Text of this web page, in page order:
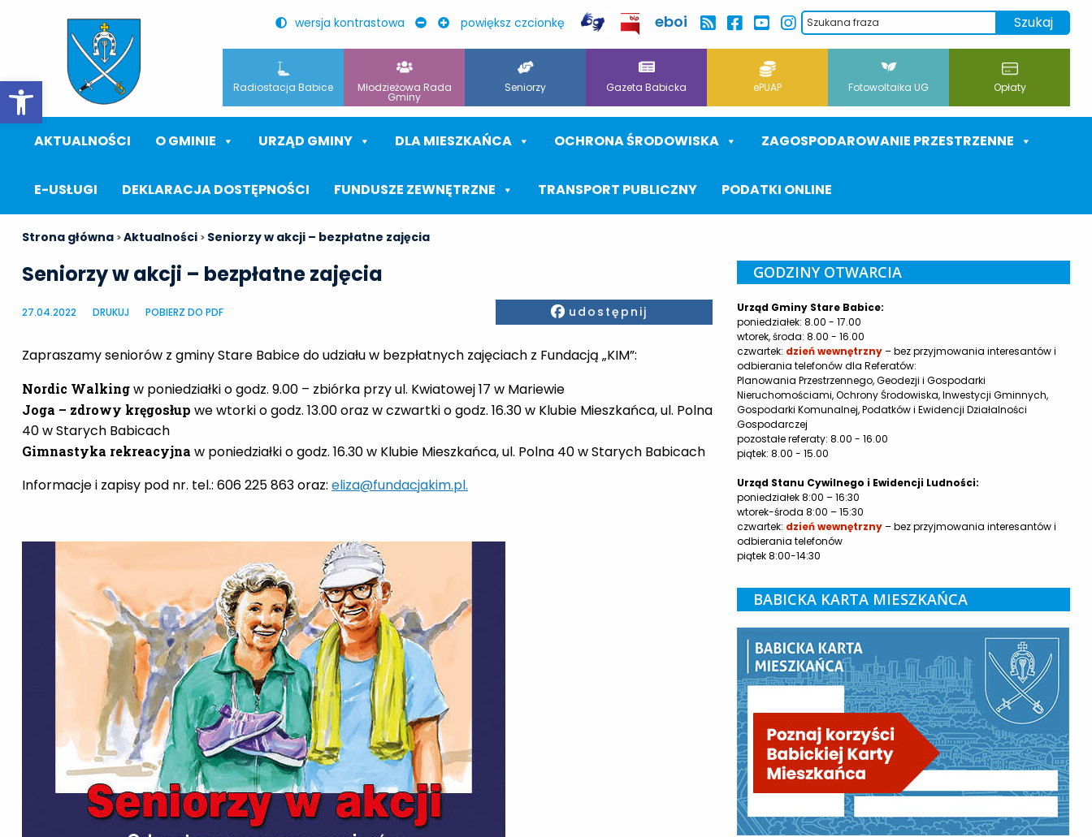
Otwórz pasek narzędzi
wersja kontrastowa powiększ czcionkę eboi
Radiostacja Babice Młodzieżowa Rada
Gminy
Seniorzy Gazeta Babicka ePUAP Fotowoltaika UG Opłaty
AKTUALNOŚCI O GMINIE URZĄD GMINY DLA MIESZKAŃCA OCHRONA ŚRODOWISKA ZAGOSPODAROWANIE PRZESTRZENNE
E-USŁUGI DEKLARACJA DOSTĘPNOŚCI FUNDUSZE ZEWNĘTRZNE TRANSPORT PUBLICZNY PODATKI ONLINE
Strona główna >Aktualności > Seniorzy w akcji – bezpłatne zajęcia
Seniorzy w akcji – bezpłatne zajęcia
27.04.2022 DRUKUJ POBIERZ DO PDF Facebook
udostępnij
Zapraszamy seniorów z gminy Stare Babice do udziału w bezpłatnych zajęciach z Fundacją „KIM”:
Nordic Walkingw poniedziałki o godz. 9.00 – zbiórka przy ul. Kwiatowej 17 w Mariewie
Joga – zdrowy kręgosłup we wtorki o godz. 13.00 oraz w czwartki o godz. 16.30 w Klubie Mieszkańca, ul. Polna
40 w Starych Babicach
Gimnastyka rekreacyjna w poniedziałki o godz. 16.30 w Klubie Mieszkańca, ul. Polna 40 w Starych Babicach
Informacje i zapisy pod nr. tel.: 606 225 863 oraz: eliza@fundacjakim.pl.
GODZINY OTWARCIA
Urząd Gminy Stare Babice:
poniedziałek: 8.00 - 17.00
wtorek, środa: 8.00 - 16.00
czwartek: dzień wewnętrzny– bez przyjmowania interesantów i
odbierania telefonów dla Referatów:
Planowania Przestrzennego, Geodezji i Gospodarki
Nieruchomościami, Ochrony Środowiska, Inwestycji Gminnych,
Gospodarki Komunalnej, Podatków i Ewidencji Działalności
Gospodarczej
pozostałe referaty: 8.00 - 16.00
piątek: 8.00 - 15.00
Urząd Stanu Cywilnego i Ewidencji Ludności:
poniedziałek 8:00 – 16:30
wtorek-środa 8:00 – 15:30
czwartek: dzień wewnętrzny– bez przyjmowania interesantów i
odbierania telefonów
piątek 8:00-14:30
BABICKA KARTA MIESZKAŃCA